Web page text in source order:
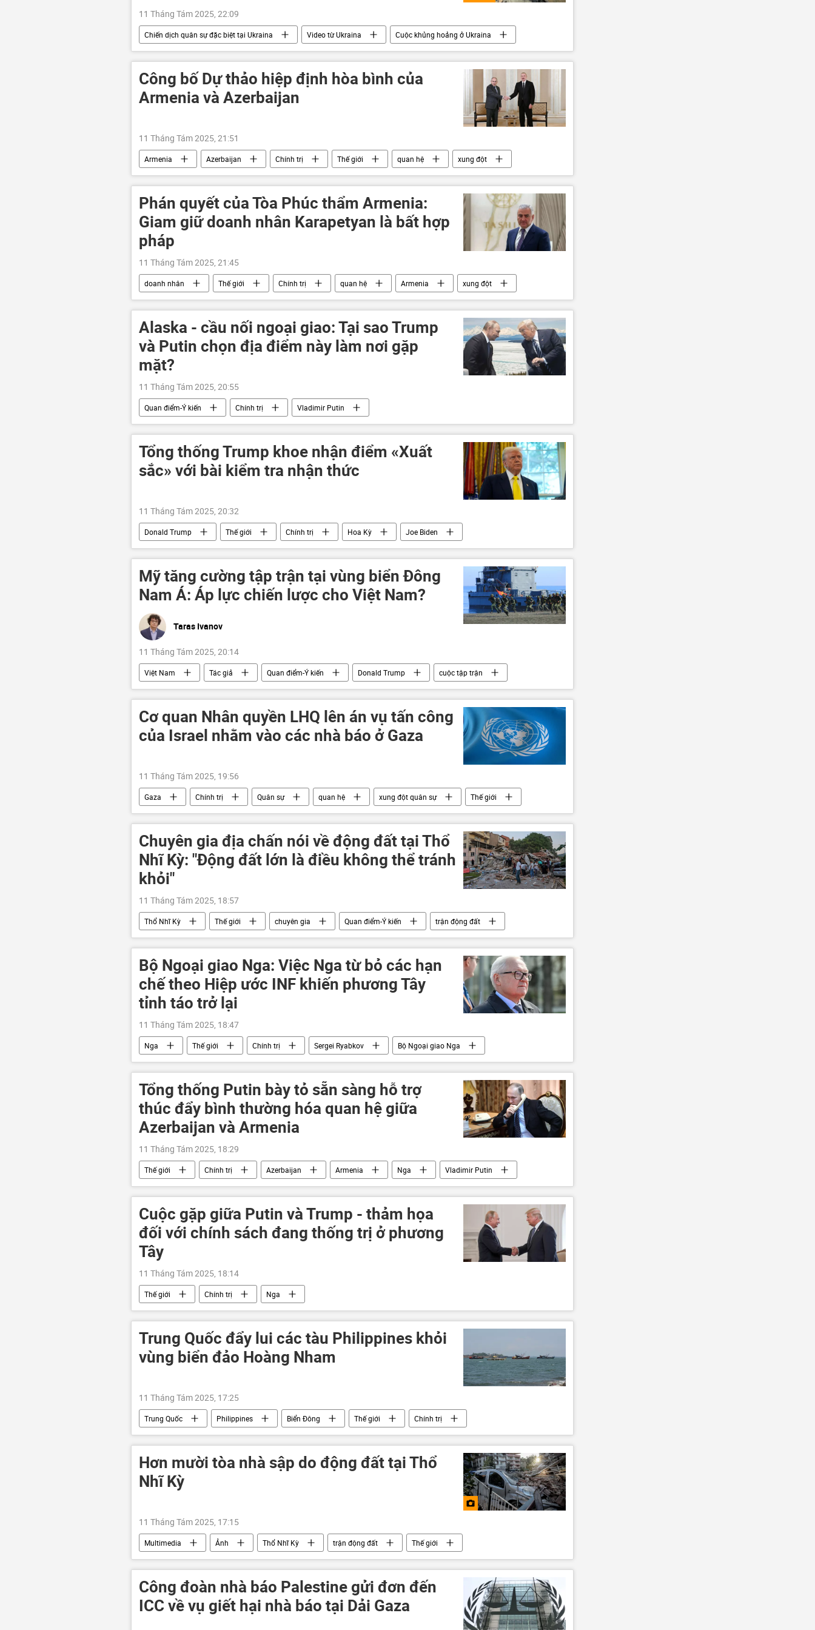
11 Tháng Tám 2025, 22:09
Chiến dịch quân sự đặc biệt tại Ukraina Video từ Ukraina
Cuộc khủng hoảng ở Ukraina
Kiev
DNR Quân sự
Công bố Dự thảo hiệp định hòa bình của
Armenia và Azerbaijan
11 Tháng Tám 2025, 21:51
Armenia Azerbaijan Chính trị Thế giới quan hệ
xung đột
Hòa Bình
tranh chấp
Phán quyết của Tòa Phúc thẩm Armenia:
Giam giữ doanh nhân Karapetyan là bất hợp
pháp
11 Tháng Tám 2025, 21:45
doanh nhân Thế giới Chính trị quan hệ Armenia xung đột
Alaska - cầu nối ngoại giao: Tại sao Trump
và Putin chọn địa điểm này làm nơi gặp
mặt?
11 Tháng Tám 2025, 20:55
Quan điểm-Ý kiến Chính trị
Vladimir Putin
Cuộc gặp giữa Vladimir Putin và Donald Trump tại Alaska
Donald Trump
Alaska
Nga
Hoa Kỳ Châu Âu EU Ukraina
Vladimir Zelensky
an ninh
Tổng thống Trump khoe nhận điểm «Xuất
sắc» với bài kiểm tra nhận thức
11 Tháng Tám 2025, 20:32
Donald Trump Thế giới Chính trị Hoa Kỳ
Joe Biden
Washington
Mỹ tăng cường tập trận tại vùng biển Đông
Nam Á: Áp lực chiến lược cho Việt Nam?
Taras Ivanov
11 Tháng Tám 2025, 20:14
Việt Nam Tác giả Quan điểm-Ý kiến Donald Trump
cuộc tập trận
Đông Nam Á
ASEAN Hoa Kỳ
Cơ quan Nhân quyền LHQ lên án vụ tấn công
của Israel nhằm vào các nhà báo ở Gaza
11 Tháng Tám 2025, 19:56
Gaza Chính trị Quân sự quan hệ xung đột quân sự
Thế giới
Israel
HAMAS Palestine Sputnik Liên Hợp Quốc
Chuyên gia địa chấn nói về động đất tại Thổ
Nhĩ Kỳ: "Động đất lớn là điều không thể tránh
khỏi"
11 Tháng Tám 2025, 18:57
Thổ Nhĩ Kỳ Thế giới chuyên gia Quan điểm-Ý kiến
trận động đất
thiên tai
Bộ Ngoại giao Nga: Việc Nga từ bỏ các hạn
chế theo Hiệp ước INF khiến phương Tây
tỉnh táo trở lại
11 Tháng Tám 2025, 18:47
Nga Thế giới Chính trị Sergei Ryabkov
Bộ Ngoại giao Nga
Hiệp ước INF
phương Tây
Tổng thống Putin bày tỏ sẵn sàng hỗ trợ
thúc đẩy bình thường hóa quan hệ giữa
Azerbaijan và Armenia
11 Tháng Tám 2025, 18:29
Thế giới Chính trị Azerbaijan Armenia Nga
Vladimir Putin
EAEU
Cuộc gặp giữa Putin và Trump - thảm họa
đối với chính sách đang thống trị ở phương
Tây
11 Tháng Tám 2025, 18:14
Thế giới Chính trị
Nga
Cuộc gặp giữa Vladimir Putin và Donald Trump tại Alaska
Alaska
Hoa Kỳ
phương Tây
Quan điểm-Ý kiến Vladimir Putin Donald Trump
Trung Quốc đẩy lui các tàu Philippines khỏi
vùng biển đảo Hoàng Nham
11 Tháng Tám 2025, 17:25
Trung Quốc Philippines Biển Đông Thế giới
Chính trị
tranh chấp
tranh chấp lãnh thổ
Hơn mười tòa nhà sập do động đất tại Thổ
Nhĩ Kỳ
11 Tháng Tám 2025, 17:15
Multimedia Ảnh Thổ Nhĩ Kỳ trận động đất Thế giới
Công đoàn nhà báo Palestine gửi đơn đến
ICC về vụ giết hại nhà báo tại Dải Gaza